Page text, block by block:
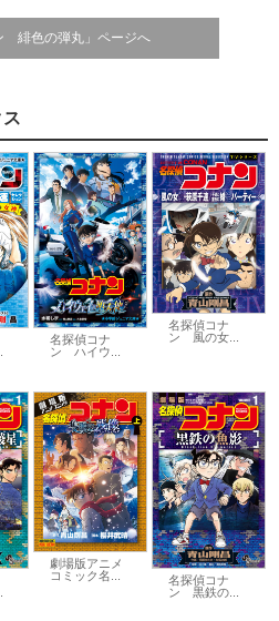
緋色の弾丸」ページへ
名探偵コナ
ン ハイウ...
名探偵コナ
ン 風の女...
劇場版アニメ
コミック名...
名探偵コナ
ン 黒鉄の...